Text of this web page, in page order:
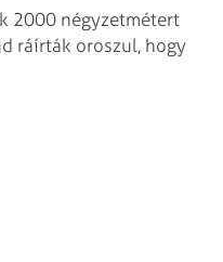
2000 négyzetmétert
ráírták oroszul, hogy